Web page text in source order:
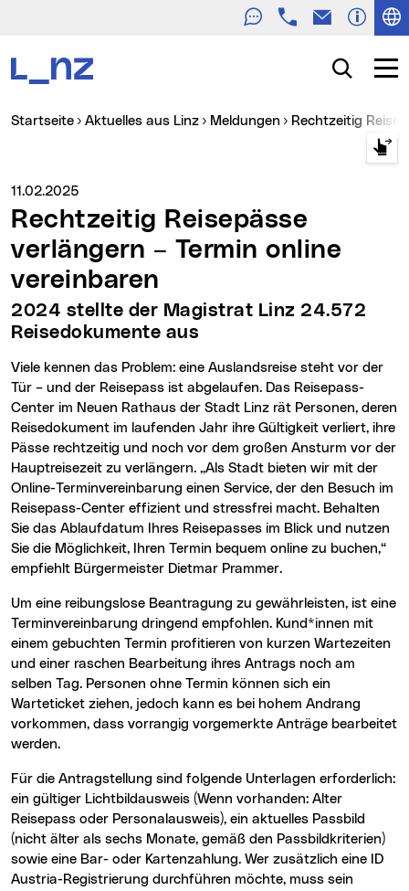
TelefonE-Mail
Suche
Sie sind hier:
Startseite Aktuelles aus Linz Meldungen Rechtzeitig
Medienservice vom:
11.02.2025
Rechtzeitig Reisepässe
verlängern – Termin online
vereinbaren
2024 stellte der Magistrat Linz 24.572
Reisedokumente aus
Viele kennen das Problem: eine Auslandsreise steht vor der
Tür – und der Reisepass ist abgelaufen. Das Reisepass-
Center im Neuen Rathaus der Stadt Linz rät Personen, deren
Reisedokument im laufenden Jahr ihre Gültigkeit verliert, ihre
Pässe rechtzeitig und noch vor dem großen Ansturm vor der
Hauptreisezeit zu verlängern. „Als Stadt bieten wir mit der
Online-Terminvereinbarung einen Service, der den Besuch im
Reisepass-Center effizient und stressfrei macht. Behalten
Sie das Ablaufdatum Ihres Reisepasses im Blick und nutzen
Sie die Möglichkeit, Ihren Termin bequem online zu buchen,“
empfiehlt Bürgermeister Dietmar Prammer.
Um eine reibungslose Beantragung zu gewährleisten, ist eine
Terminvereinbarung dringend empfohlen. Kund*innen mit
einem gebuchten Termin profitieren von kurzen Wartezeiten
und einer raschen Bearbeitung ihres Antrags noch am
selben Tag. Personen ohne Termin können sich ein
Warteticket ziehen, jedoch kann es bei hohem Andrang
vorkommen, dass vorrangig vorgemerkte Anträge bearbeitet
werden.
Für die Antragstellung sind folgende Unterlagen erforderlich:
ein gültiger Lichtbildausweis (Wenn vorhanden: Alter
Reisepass oder Personalausweis), ein aktuelles Passbild
(nicht älter als sechs Monate, gemäß den Passbildkriterien)
sowie eine Bar- oder Kartenzahlung. Wer zusätzlich eine ID
Austria-Registrierung durchführen möchte, muss sein